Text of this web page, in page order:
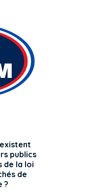
publics
de la loi
de
?